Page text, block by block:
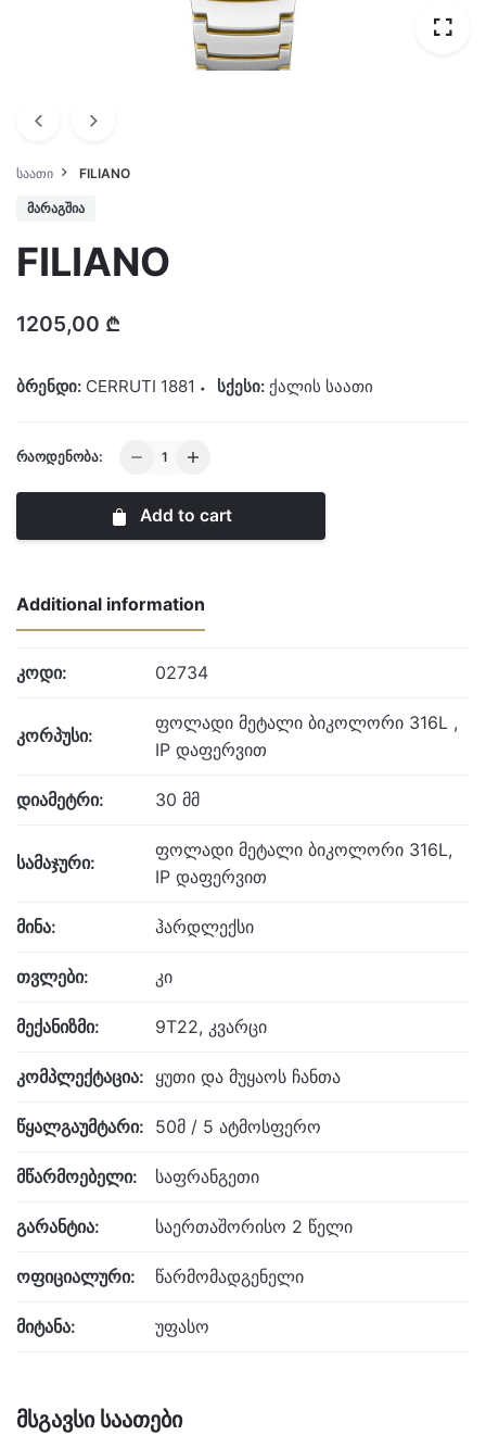
ᲡᲐᲐᲗᲘ FILIANO
ᲛᲐᲠᲐᲒᲨᲘᲐ
FILIANO
1205,00 ₾
ბრენდი: CERRUTI 1881 სქესი: ქალის საათი
ᲠᲐᲝᲓᲔᲜᲝᲑᲐ:
FILIANO
Add to cart
Additional information
კოდი: 02734
კორპუსი:
ფოლადი მეტალი ბიკოლორი 316L ,
IP დაფერვით
დიამეტრი: 30 მმ
სამაჯური:
ფოლადი მეტალი ბიკოლორი 316L,
IP დაფერვით
მინა: ჰარდლექსი
თვლები: კი
მექანიზმი: 9T22, კვარცი
კომპლექტაცია: ყუთი და მუყაოს ჩანთა
წყალგაუმტარი: 50მ / 5 ატმოსფერო
მწარმოებელი: საფრანგეთი
გარანტია: საერთაშორისო 2 წელი
ოფიციალური: წარმომადგენელი
მიტანა: უფასო
მსგავსი საათები